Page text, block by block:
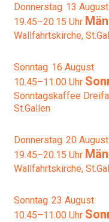
Donnerstag 13 August
19.45–20.15 Uhr
Wallfahrtskirche,
Sonntag 16 August
10.45–11.00 Uhr
Sonntagskaffee
St.Gallen
Donnerstag 20 August
19.45–20.15 Uhr
Wallfahrtskirche,
Sonntag 23 August
10.45–11.00 Uhr